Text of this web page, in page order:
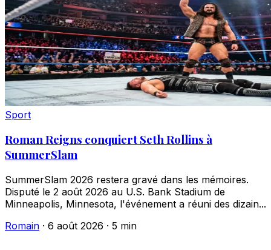
Sport
Roman Reigns conquiert Seth Rollins à
SummerSlam
SummerSlam 2026 restera gravé dans les mémoires.
Disputé le 2 août 2026 au U.S. Bank Stadium de
Minneapolis, Minnesota, l'événement a réuni des dizain...
Romain · 6 août 2026 · 5 min